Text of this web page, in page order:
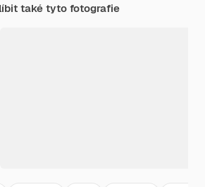
také tyto fotografie